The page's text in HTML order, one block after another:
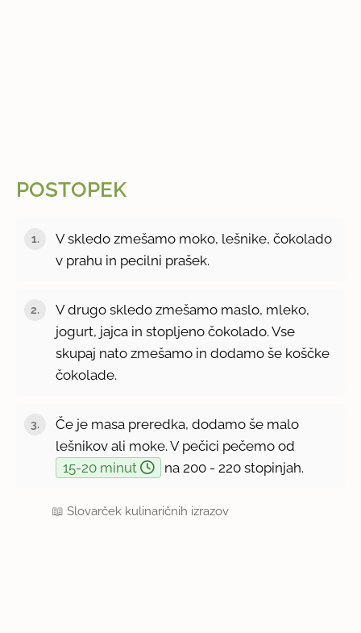
POSTOPEK
V skledo zmešamo moko, lešnike, čokolado
v prahu in pecilni prašek.
V drugo skledo zmešamo maslo, mleko,
jogurt, jajca in stopljeno čokolado. Vse
skupaj nato zmešamo in dodamo še koščke
čokolade.
Če je masa preredka, dodamo še malo
lešnikov ali moke. V pečici pečemo od
15-20 minut
na 200 - 220 stopinjah.
📖Slovarček kulinaričnih izrazov